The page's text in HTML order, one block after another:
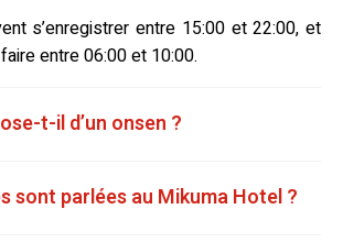
s’enregistrer entre 15:00 et 22:00, et
entre 06:00 et 10:00.
t-il d’un onsen ?
sont parlées au Mikuma Hotel ?